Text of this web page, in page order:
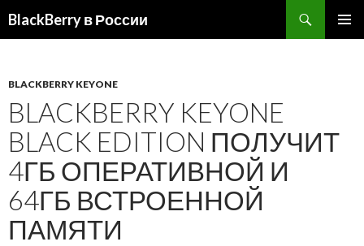
BlackBerry в России
BLACKBERRY KEYONE
BLACKBERRY KEYONE
BLACK EDITION ПОЛУЧИТ
4ГБ ОПЕРАТИВНОЙ И
64ГБ ВСТРОЕННОЙ
ПАМЯТИ